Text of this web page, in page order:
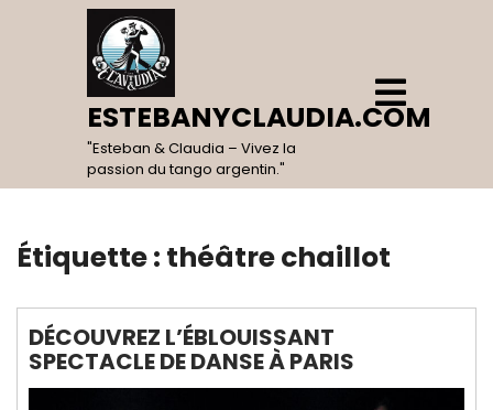
ESTEBANYCLAUDIA.COM
"Esteban & Claudia – Vivez la
passion du tango argentin."
Open
Menu
Étiquette : théâtre chaillot
DÉCOUVREZ L’ÉBLOUISSANT
SPECTACLE DE DANSE À PARIS